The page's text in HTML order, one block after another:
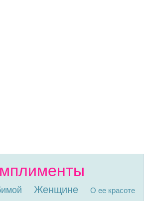
Женщине О ее красоте